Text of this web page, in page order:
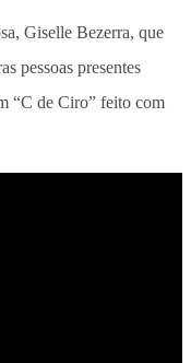
Giselle Bezerra, que
pessoas presentes
“C de Ciro” feito com